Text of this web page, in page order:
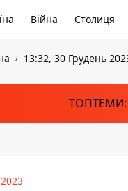
Війна Столиця
13:32, 30 Грудень
ТОПТЕМИ: